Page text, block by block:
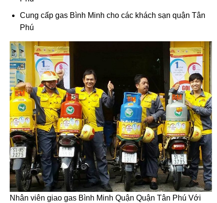
Cung cấp gas Bình Minh cho các khách sạn quận Tân
Phú
Nhân viên giao gas Bình Minh Quận Quận Tân Phú Với